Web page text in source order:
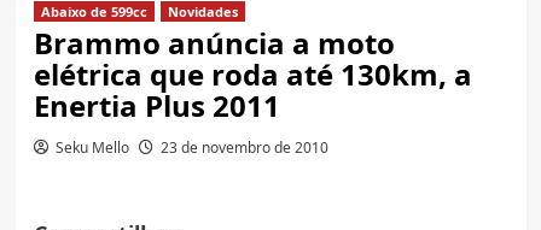
Abaixo de 599cc Novidades
Brammo anúncia a moto
elétrica que roda até 130km, a
Enertia Plus 2011
Seku Mello 23 de novembro de 2010